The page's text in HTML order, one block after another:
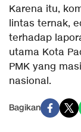
Karena itu,
lintas ternak,
terhadap
utama Kota
PMK yang
nasional.
Bagikan